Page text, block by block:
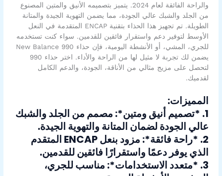
والراحة الفائقة لعام 2024. يتميز بتصميمه الأنيق والمتين المصنوع
من الجلد والشبك عالي الجودة، مما يضمن التهوية الجيدة والمتانة
الطويلة. تم تجهيز هذا الحذاء بتقنية ENCAP المتقدمة في النعل
الأوسط لتوفير دعم واستقرار فائقين للقدمين. سواء كنت تستخدمه
للجري، المشي، أو الأنشطة اليومية، فإن حذاء New Balance 990
يضمن لك تجربة لا مثيل لها من الراحة والأداء. اختر حذاء 990
لتحصل على مزيج مثالي من الأناقة، الجودة، والدعم الكامل
لقدميك.
المميزات:
1. *تصميم أنيق ومتين*: مصمم من الجلد والشبك
عالي الجودة لضمان المتانة والتهوية الجيدة.
2. *راحة فائقة*: مزود بنعل ENCAP المتقدم
الذي يوفر دعمًا واستقرارًا فائقين للقدمين.
3. *متعدد الاستخدامات*: مناسب للجري،